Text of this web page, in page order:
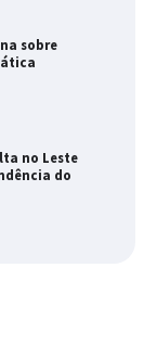
sobre
no Leste
do